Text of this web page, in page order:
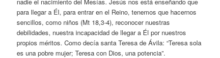
para llegar a Él, para entrar en el Reino, tenemos que hacernos
sencillos, como niños (Mt 18,3-4), reconocer nuestras
debilidades, nuestra incapacidad de llegar a Él por nuestros
propios méritos. Como decía santa Teresa de Ávila: “Teresa sola
es una pobre mujer; Teresa con Dios, una potencia”.